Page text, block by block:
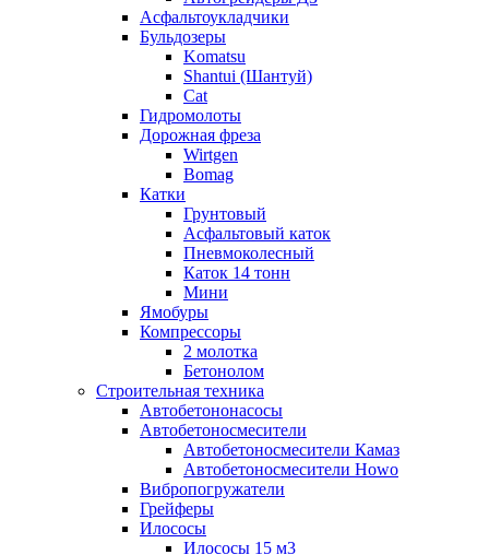
Асфальтоукладчики
Бульдозеры
Komatsu
Shantui (Шантуй)
Cat
Гидромолоты
Дорожная фреза
Wirtgen
Bomag
Катки
Грунтовый
Асфальтовый каток
Пневмоколесный
Каток 14 тонн
Мини
Ямобуры
Компрессоры
2 молотка
Бетонолом
Строительная техника
Автобетононасосы
Автобетоносмесители
Автобетоносмесители Камаз
Автобетоносмесители Howo
Вибропогружатели
Грейферы
Илососы
Илососы 15 м3